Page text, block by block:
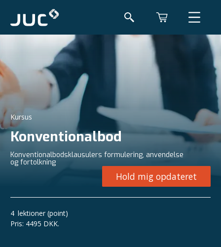
Kursus
Konventionalbod
Konventionalbodsklausulers formulering, anvendelse
og fortolkning
Hold mig opdateret
4 lektioner (point)
Pris: 4495 DKK.